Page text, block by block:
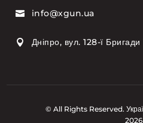
 info@xgun.ua
 Дніпро, вул. 128-ї
© All Rights Reserved.
2026